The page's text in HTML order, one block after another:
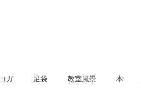
ガ 足袋 教室風景 本